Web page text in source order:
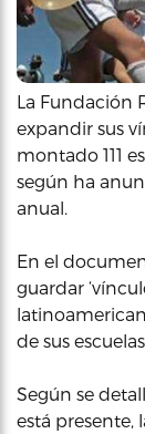
La Fundación
expandir sus
montado 111
según ha
anual.
En el
guardar
de sus
Según se
está presente,